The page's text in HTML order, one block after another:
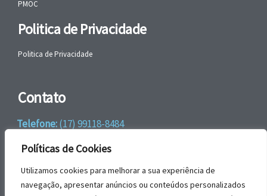
Políticas de Cookies
Utilizamos cookies para melhorar a sua experiência de
navegação, apresentar anúncios ou conteúdos personalizados
PMOC
Politica de Privacidade
Politica de Privacidade
Contato
Telefone:(17) 99118-8484
WhatsApp:+55 (17) 99118-8484
email:faleconosco@gbrengenharia.com